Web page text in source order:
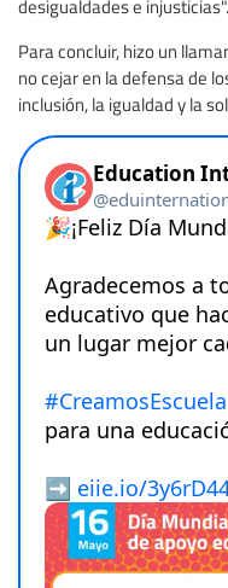
desigualdades e injusticias".
Para concluir, hizo un
no cejar en la defensa de
inclusión, la igualdad y la